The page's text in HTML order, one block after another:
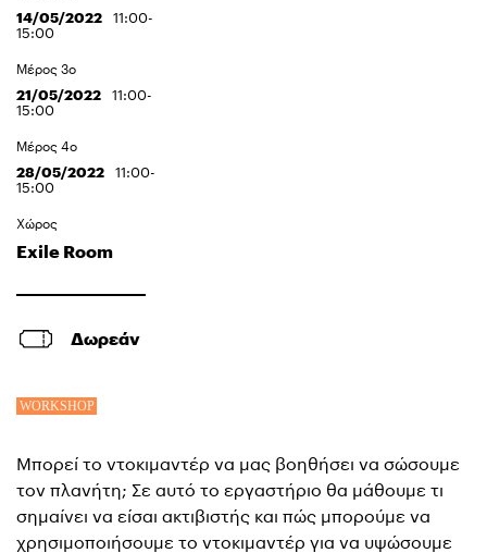
14/05/2022
11:00-
15:00
Μέρος 3ο
21/05/2022
11:00-
15:00
Μέρος 4ο
28/05/2022
11:00-
15:00
Χώρος
Exile Room
Δωρεάν
Μπορεί το ντοκιμαντέρ να μας βοηθήσει να σώσουμε
τον πλανήτη; Σε αυτό το εργαστήριο θα μάθουμε τι
σημαίνει να είσαι ακτιβιστής και πώς μπορούμε να
χρησιμοποιήσουμε το ντοκιμαντέρ για να υψώσουμε